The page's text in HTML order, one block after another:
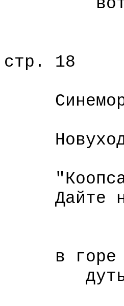
стр. 18
в
Дайте
в горе
дуть
но